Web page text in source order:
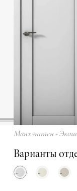
Манхэттен -
Варианты